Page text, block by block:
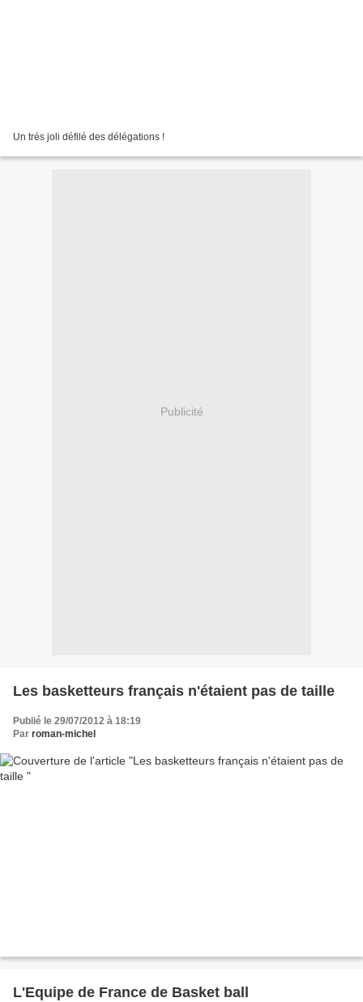
Un trés joli défilé des délégations !
Publicité
Les basketteurs français n'étaient pas de taille
Publié le 29/07/2012 à 18:19
Par roman-michel
L'Equipe de France de Basket ball